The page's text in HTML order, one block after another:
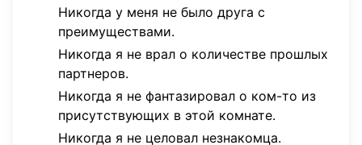
Никогда у меня не было друга с
преимуществами.
Никогда я не врал о количестве прошлых
партнеров.
Никогда я не фантазировал о ком-то из
присутствующих в этой комнате.
Никогда я не целовал незнакомца.